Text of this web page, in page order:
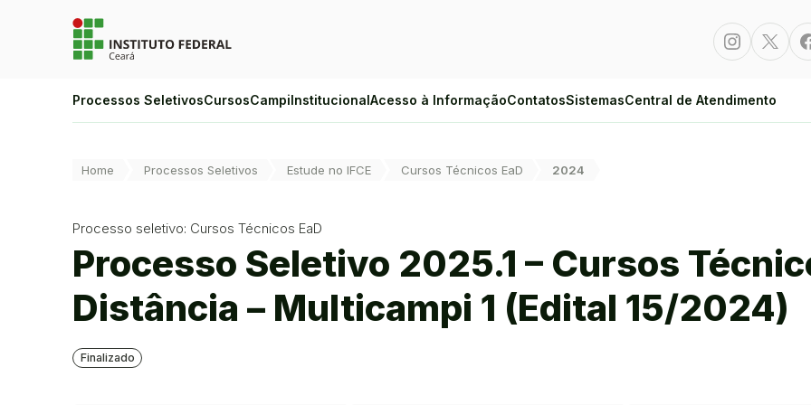
Ir para a busca
Ir para o menu principal
Ir para o conteúdo
Alto Contraste
Login da Área Administrativa
Acessibilidade
Instagram
Processos SeletivosCursosCampiInstitucionalAcesso à InformaçãoContatosSistemasCentral de Atendimento
Você está aqui:
Home Processos Seletivos Estude no IFCE Cursos Técnicos EaD 2024
Processo seletivo: Cursos Técnicos EaD
Processo Seletivo 2025.1 – Cursos
Distância – Multicampi 1 (Edital 15/2024)
Finalizado